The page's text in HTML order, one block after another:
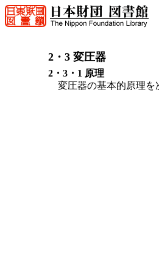
2・3 変圧器
2・3・1 原理
変圧器の基本的原理を